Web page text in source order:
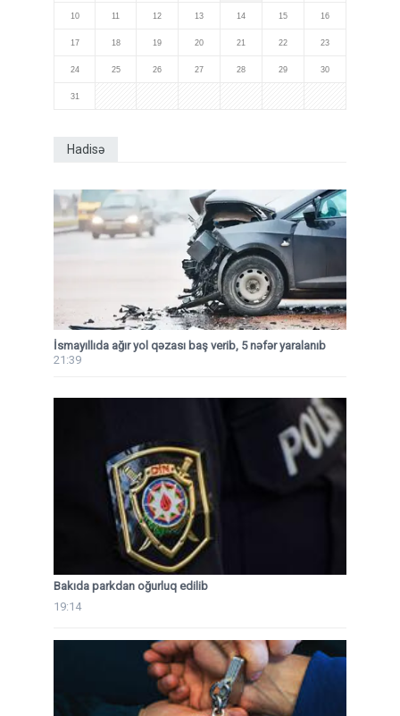
10 11 12 13 14 15 16
17 18 19 20 21 22 23
24 25 26 27 28 29 30
31
Hadisə
İsmayıllıda ağır yol qəzası baş verib, 5 nəfər yaralanıb
21:39
Bakıda parkdan oğurluq edilib
19:14